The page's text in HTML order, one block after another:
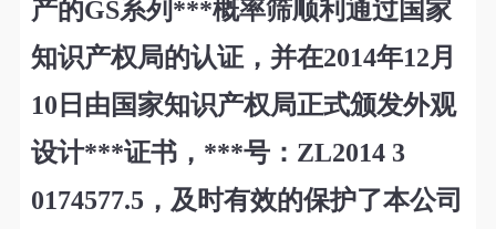
产的GS系列***概率筛顺利通过国家
知识产权局的认证，并在2014年12月
10日由国家知识产权局正式颁发外观
设计***证书，***号：ZL2014 3
0174577.5，及时有效的保护了本公司